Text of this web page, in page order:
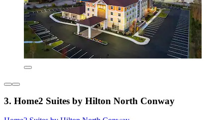
3. Home2 Suites by Hilton North Conway